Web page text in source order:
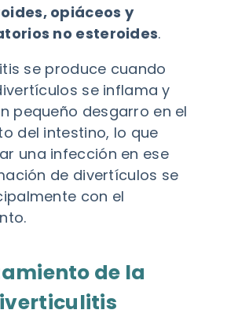
opiáceos y
no esteroides.
se produce cuando
se inflama y
pequeño desgarro en el
del intestino, lo que
una infección en ese
de divertículos se
con el
de la